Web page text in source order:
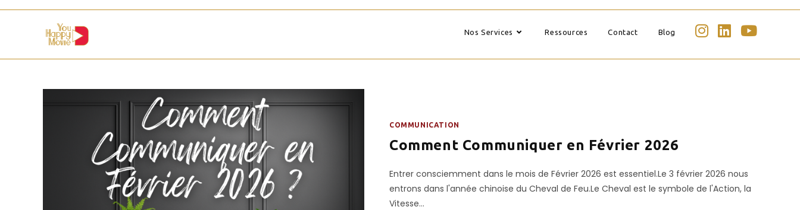
Nos Services Ressources Contact Blog
COMMUNICATION
Comment Communiquer en Février 2026
Entrer consciemment dans le mois de Février 2026 est essentiel.Le 3 février 2026 nous
entrons dans l'année chinoise du Cheval de Feu.Le Cheval est le symbole de l'Action, la
Vitesse…